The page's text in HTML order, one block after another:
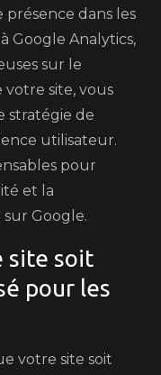
dans les
Google Analytics,
sur le
site, vous
stratégie de
utilisateur.
pour
et la
Google.
site soit
pour les
votre site soit